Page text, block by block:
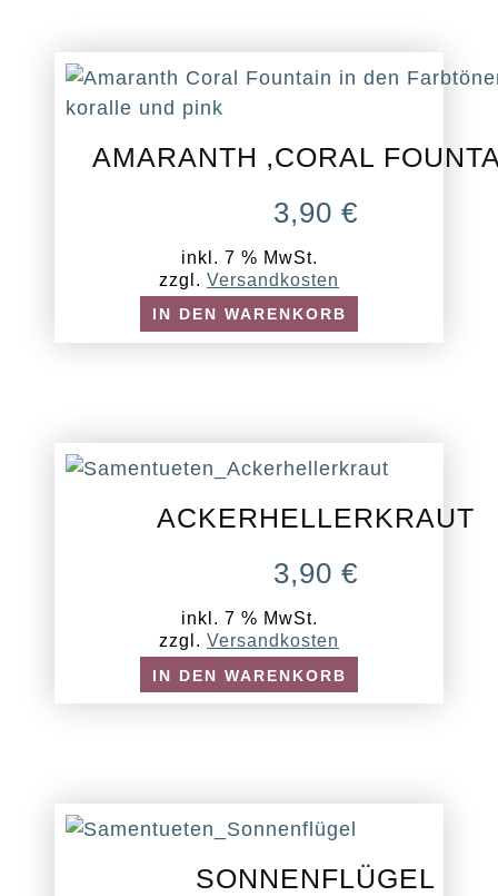
AMARANTH ‚CORAL
3,90€
inkl. 7 % MwSt.
zzgl. Versandkosten
IN DEN WARENKORB
ACKERHELLERKRAUT
3,90€
inkl. 7 % MwSt.
zzgl. Versandkosten
IN DEN WARENKORB
SONNENFLÜGEL